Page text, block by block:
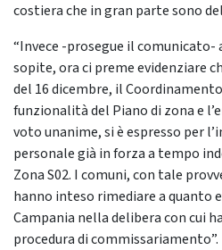
costiera che in gran parte sono del
“Invece -prosegue il
sopite, ora ci preme evidenziare
del 16 dicembre, il
funzionalità del Piano di zona e
voto unanime, si è espresso per
personale già in forza a tempo
Zona S02. I comuni, con tale
hanno inteso rimediare a quanto
Campania nella delibera con cui
procedura di commissariamento”.